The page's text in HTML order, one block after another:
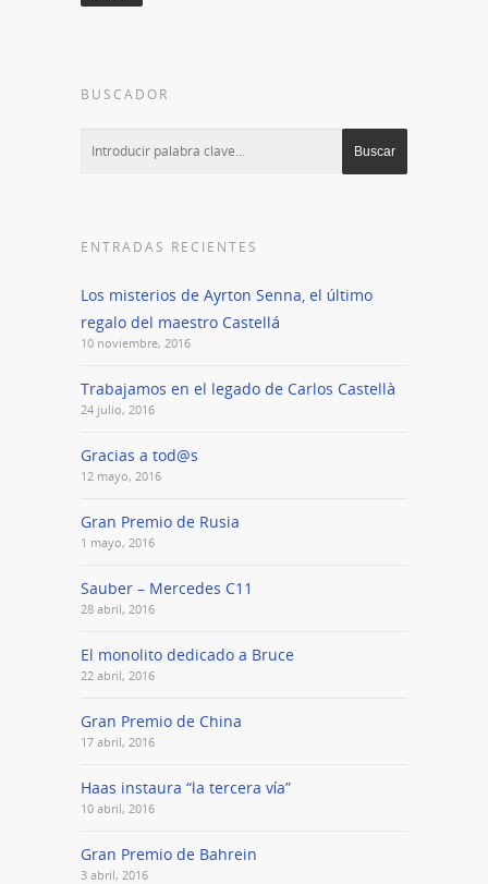
BUSCADOR
ENTRADAS RECIENTES
Los misterios de Ayrton Senna, el último
regalo del maestro Castellá
10 noviembre, 2016
Trabajamos en el legado de Carlos Castellà
24 julio, 2016
Gracias a tod@s
12 mayo, 2016
Gran Premio de Rusia
1 mayo, 2016
Sauber – Mercedes C11
28 abril, 2016
El monolito dedicado a Bruce
22 abril, 2016
Gran Premio de China
17 abril, 2016
Haas instaura “la tercera vía”
10 abril, 2016
Gran Premio de Bahrein
3 abril, 2016